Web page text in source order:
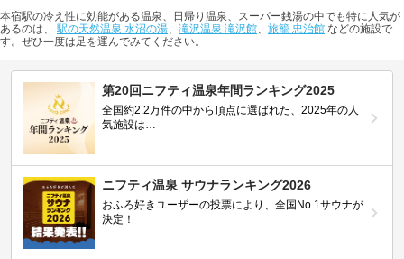
本宿駅の冷え性に効能がある温泉、日帰り温泉、スーパー銭湯の中でも特に人気が
あるのは、駅の天然温泉 水沼の湯、 滝沢温泉 滝沢館、 旅籠 忠治館 などの施設で
す。ぜひ一度は足を運んでみてください。
第20回ニフティ温泉年間ランキング2025
全国約2.2万件の中から頂点に選ばれた、2025年の人
気施設は…
ニフティ温泉 サウナランキング2026
おふろ好きユーザーの投票により、全国No.1サウナが
決定！